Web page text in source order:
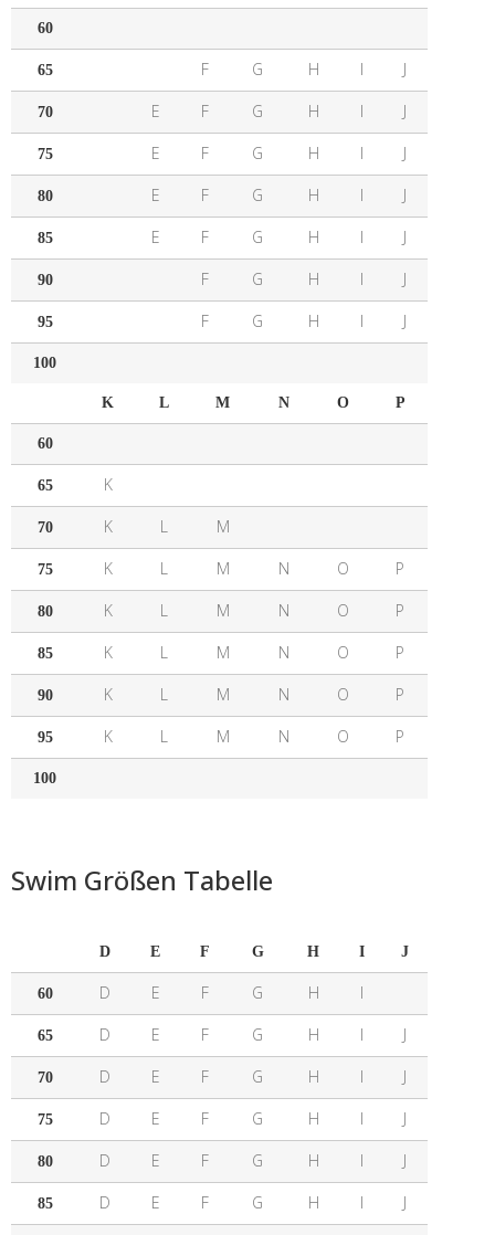
60
65 F G H I J
70 E F G H I J
75 E F G H I J
80 E F G H I J
85 E F G H I J
90 F G H I J
95 F G H I J
100
K L M N O P
60
65 K
70 K L M
75 K L M N O P
80 K L M N O P
85 K L M N O P
90 K L M N O P
95 K L M N O P
100
Swim Größen Tabelle
D E F G H I J
60 D E F G H I
65 D E F G H I J
70 D E F G H I J
75 D E F G H I J
80 D E F G H I J
85 D E F G H I
J